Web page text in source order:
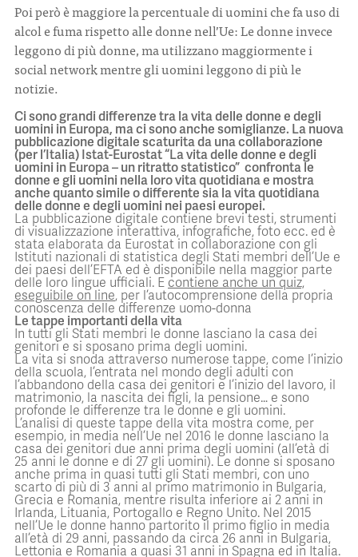
Poi però è maggiore la percentuale di uomini che fa uso di
alcol e fuma rispetto alle donne nell’Ue: Le donne invece
leggono di più donne, ma utilizzano maggiormente i
social network mentre gli uomini leggono di più le
notizie.
Ci sono grandi differenze tra la vita delle donne e degli
uomini in Europa, ma ci sono anche somiglianze. La nuova
pubblicazione digitale scaturita da una collaborazione
(per l’Italia) Istat-Eurostat “La vita delle donne e degli
uomini in Europa – un ritratto statistico” confronta le
donne e gli uomini nella loro vita quotidiana e mostra
anche quanto simile o differente sia la vita quotidiana
delle donne e degli uomini nei paesi europei.
La pubblicazione digitale contiene brevi testi, strumenti
di visualizzazione interattiva, infografiche, foto ecc. ed è
stata elaborata da Eurostat in collaborazione con gli
Istituti nazionali di statistica degli Stati membri dell’Ue e
dei paesi dell’EFTA ed è disponibile nella maggior parte
delle loro lingue ufficiali. E contiene anche un quiz,
eseguibile on line, per l’autocomprensione della propria
conoscenza delle differenze uomo-donna
Le tappe importanti della vita
In tutti gli Stati membri le donne lasciano la casa dei
genitori e si sposano prima degli uomini.
La vita si snoda attraverso numerose tappe, come l’inizio
della scuola, l’entrata nel mondo degli adulti con
l’abbandono della casa dei genitori e l’inizio del lavoro, il
matrimonio, la nascita dei figli, la pensione… e sono
profonde le differenze tra le donne e gli uomini.
L’analisi di queste tappe della vita mostra come, per
esempio, in media nell’Ue nel 2016 le donne lasciano la
casa dei genitori due anni prima degli uomini (all’età di
25 anni le donne e di 27 gli uomini). Le donne si sposano
anche prima in quasi tutti gli Stati membri, con uno
scarto di più di 3 anni al primo matrimonio in Bulgaria,
Grecia e Romania, mentre risulta inferiore ai 2 anni in
Irlanda, Lituania, Portogallo e Regno Unito. Nel 2015
nell’Ue le donne hanno partorito il primo figlio in media
all’età di 29 anni, passando da circa 26 anni in Bulgaria,
Lettonia e Romania a quasi 31 anni in Spagna ed in Italia.